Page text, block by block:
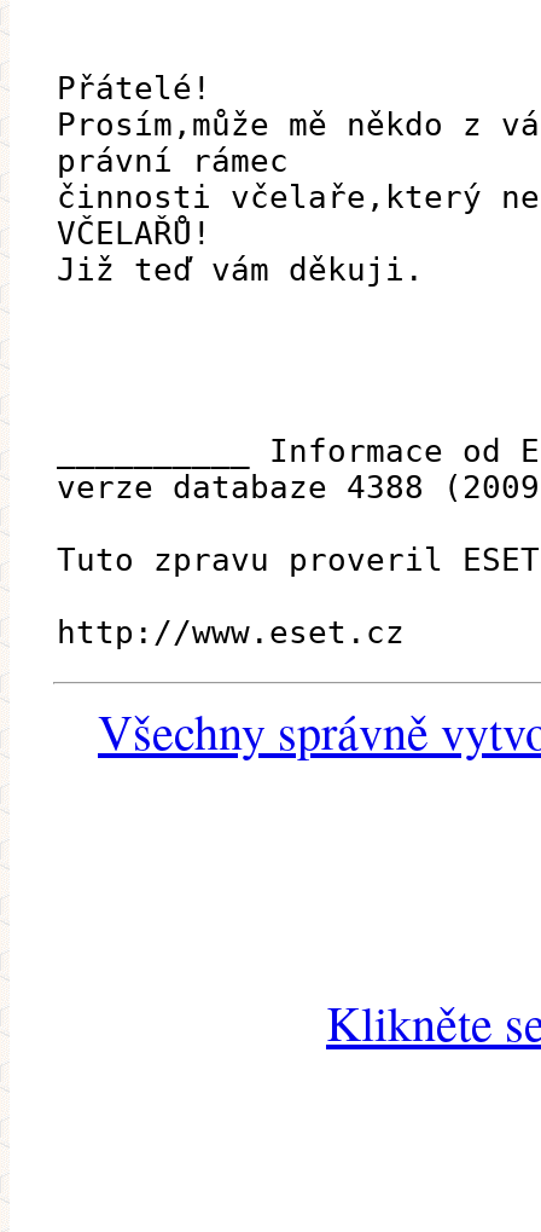
Přátelé!
Prosím,může mě někdo z
právní rámec
činnosti včelaře,který není
VČELAŘŮ!
Již teď vám děkuji.
__________ Informace od
verze databaze 4388
Tuto zpravu proveril
http://www.eset.cz
Všechny správně
Klikněte